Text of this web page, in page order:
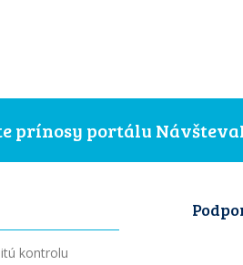
prínosy portálu
kontrolu